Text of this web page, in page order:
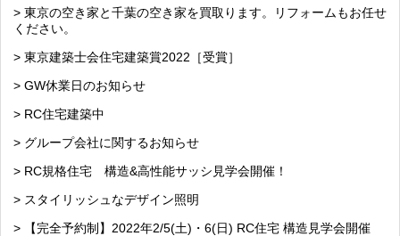
> 東京の空き家と千葉の空き家を買取ります。リフォームもお任せ
ください。
> 東京建築士会住宅建築賞2022［受賞］
> GW休業日のお知らせ
> RC住宅建築中
> グループ会社に関するお知らせ
> RC規格住宅 構造&高性能サッシ見学会開催！
> スタイリッシュなデザイン照明
> 【完全予約制】2022年2/5(土)・6(日) RC住宅 構造見学会開催